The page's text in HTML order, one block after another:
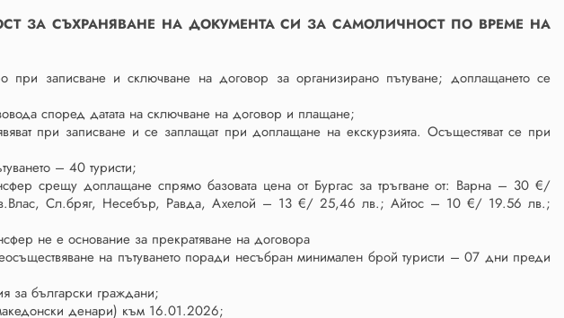
ЗА СЪХРАНЯВАНЕ НА ДОКУМЕНТА СИ ЗА САМОЛИЧНОСТ ПО ВРЕМЕ НА
при записване и сключване на договор за организирано пътуване; доплащането се
според датата на сключване на договор и плащане;
при записване и се заплащат при доплащане на екскурзията. Осъщестяват се при
– 40 туристи;
срещу доплащане спрямо базовата цена от Бургас за тръгване от: Варна – 30 €/
Сл.бряг, Несебър, Равда, Ахелой – 13 €/ 25,46 лв.; Айтос – 10 €/ 19.56 лв.;
не е основание за прекратяване на договора
на пътуването поради несъбран минимален брой туристи – 07 дни преди
за български граждани;
денари) към 16.01.2026;